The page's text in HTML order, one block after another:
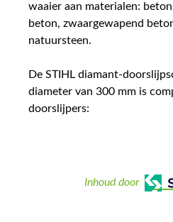
waaier aan materialen:
beton, zwaargewapend
natuursteen.
De STIHL diamant-
diameter van 300 mm is
doorslijpers:
Inhoud door